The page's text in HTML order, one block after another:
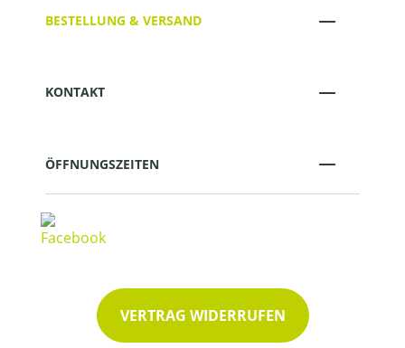
BESTELLUNG & VERSAND
KONTAKT
ÖFFNUNGSZEITEN
VERTRAG WIDERRUFEN